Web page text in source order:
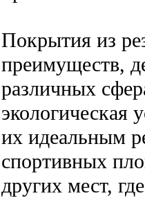
Покрытия из
преимуществ,
различных
экологическая
их идеальным
спортивных
других мест,